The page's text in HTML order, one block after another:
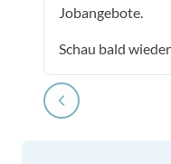
Jobangebote.
Schau bald